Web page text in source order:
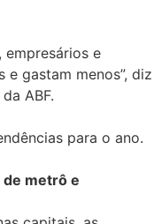
empresários e
gastam menos”, diz
ABF.
para o ano.
metrô e